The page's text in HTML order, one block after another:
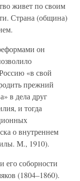
живет по своим
Страна (община)
он
«в свой
прежний
в дела друг
и тогда
о внутреннем
М., 1910).
его соборности
(1804–1860).